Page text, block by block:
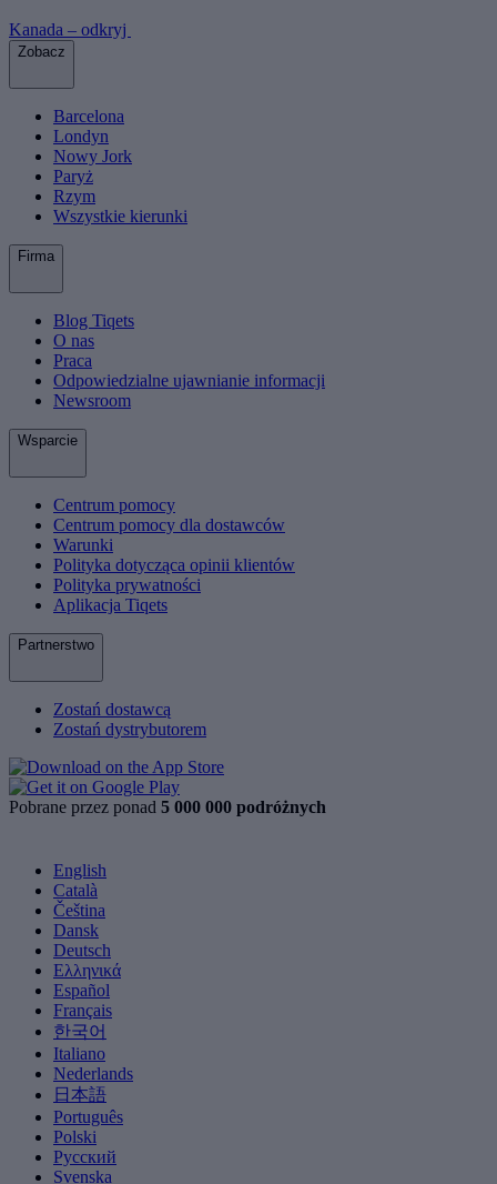
Kanada – odkryj
Zobacz
Barcelona
Londyn
Nowy Jork
Paryż
Rzym
Wszystkie kierunki
Firma
Blog Tiqets
O nas
Praca
Odpowiedzialne ujawnianie informacji
Newsroom
Wsparcie
Centrum pomocy
Centrum pomocy dla dostawców
Warunki
Polityka dotycząca opinii klientów
Polityka prywatności
Aplikacja Tiqets
Partnerstwo
Zostań dostawcą
Zostań dystrybutorem
Pobrane przez ponad 5 000 000 podróżnych
English
Català
Čeština
Dansk
Deutsch
Ελληνικά
Español
Français
한국어
Italiano
Nederlands
日本語
Português
Polski
Русский
Svenska